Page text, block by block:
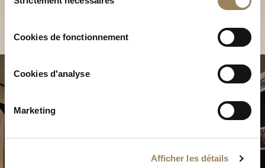
du
Cookies de fonctionnement
Cookies d'analyse
Marketing
Afficher les détails